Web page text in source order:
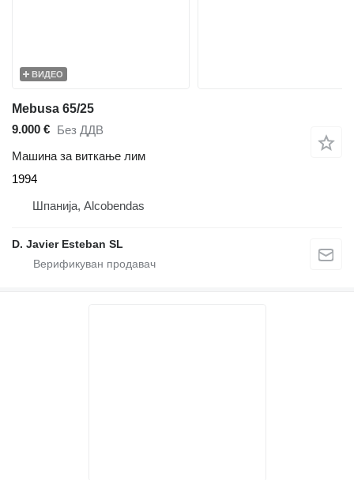
ВИДЕО
Mebusa 65/25
9.000 € Без ДДВ
Машина за виткање лим
1994
Шпанија, Alcobendas
D. Javier Esteban SL